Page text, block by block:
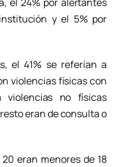
y el 5% por
el 41% se referían a
violencias físicas con
no físicas
eran de consulta o
eran menores de 18